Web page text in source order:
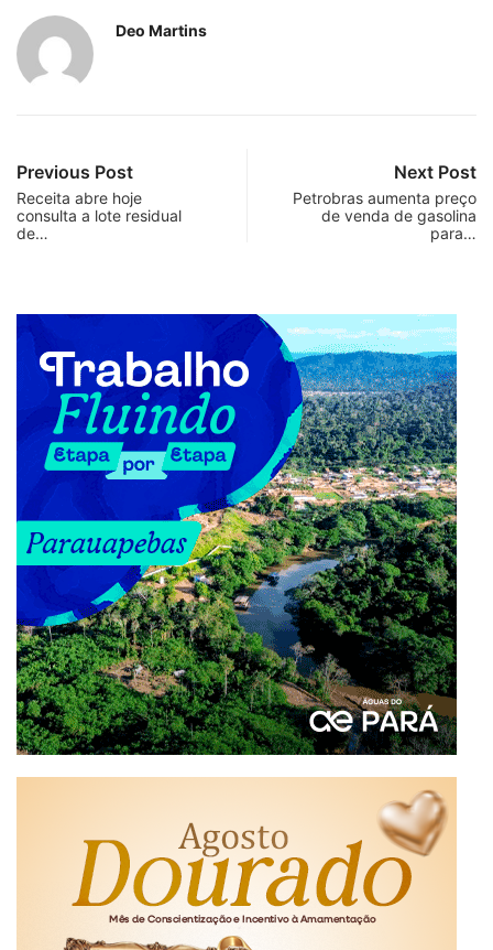
Deo Martins
Previous Post
Receita abre hoje
consulta a lote residual
de…
Next Post
Petrobras aumenta preço
de venda de gasolina
para…